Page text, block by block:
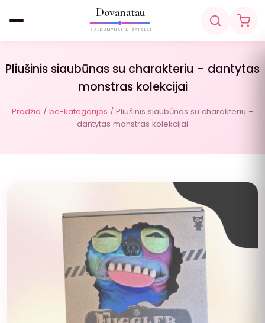
Dovanatau
SALDUMYNAI & ŽAISLAI
Pliušinis siaubūnas su charakteriu – dantytas
monstras kolekcijai
Pradžia / be-kategorijos / Pliušinis siaubūnas su charakteriu –
dantytas monstras kolekcijai